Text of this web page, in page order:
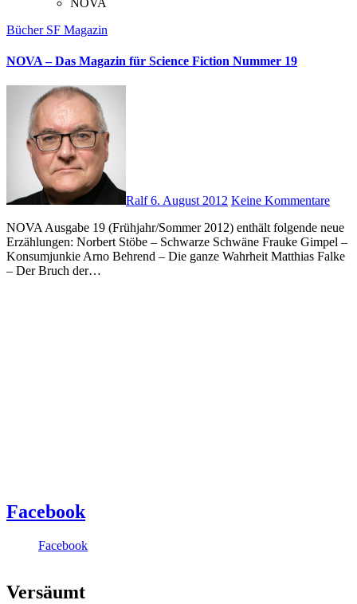
Bücher SF Magazin
NOVA – Das Magazin für Science Fiction Nummer 19
Ralf6. August 2012 Keine Kommentare
NOVA Ausgabe 19 (Frühjahr/Sommer 2012) enthält folgende neue
Erzählungen: Norbert Stöbe – Schwarze Schwäne Frauke Gimpel –
Konsumjunkie Arno Behrend – Die ganze Wahrheit Matthias Falke
– Der Bruch der…
Facebook
Facebook
Versäumt